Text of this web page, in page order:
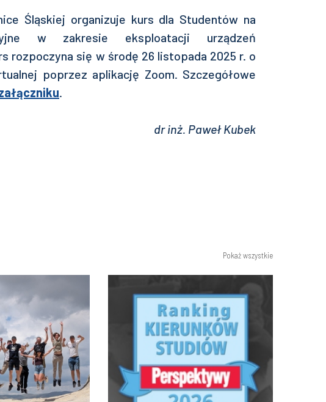
Śląskiej organizuje kurs dla Studentów na
w zakresie eksploatacji urządzeń
rozpoczyna się w środę 26 listopada 2025 r. o
poprzez aplikację Zoom. Szczegółowe
.
dr inż. Paweł Kubek
Pokaż wszystkie